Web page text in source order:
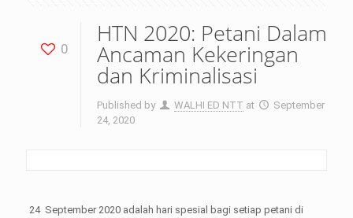
0
HTN 2020: Petani Dalam
Ancaman Kekeringan
dan Kriminalisasi
Published by WALHI ED NTT at
September
24, 2020
24 September 2020 adalah hari spesial bagi setiap petani di